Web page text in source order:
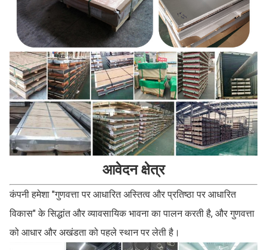
आवेदन क्षेत्र
कंपनी हमेशा "गुणवत्ता पर आधारित अस्तित्व और प्रतिष्ठा पर आधारित
विकास" के सिद्धांत और व्यावसायिक भावना का पालन करती है, और गुणवत्ता
को आधार और अखंडता को पहले स्थान पर लेती है।